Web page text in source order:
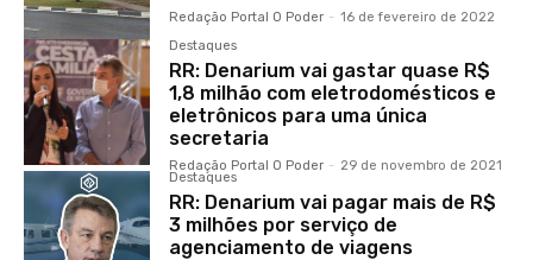
Redação Portal O Poder - 16 de fevereiro de 2022
Destaques
RR: Denarium vai gastar quase R$
1,8 milhão com eletrodomésticos e
eletrônicos para uma única
secretaria
Redação Portal O Poder - 29 de novembro de 2021
Destaques
RR: Denarium vai pagar mais de R$
3 milhões por serviço de
agenciamento de viagens